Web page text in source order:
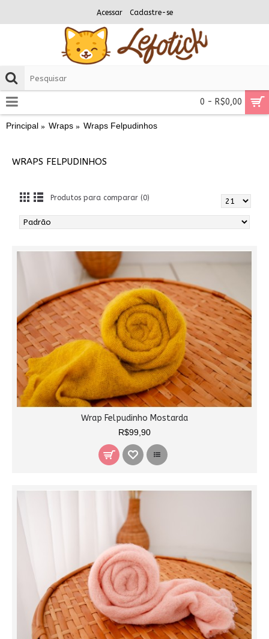
Acessar Cadastre-se
0 - R$0,00
Principal Wraps Wraps Felpudinhos
WRAPS FELPUDINHOS
Produtos para comparar (0)
Wrap Felpudinho Mostarda
R$99,90